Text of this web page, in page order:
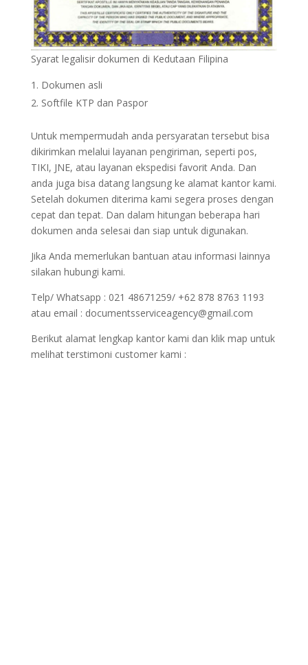
Syarat legalisir dokumen di Kedutaan Filipina
Dokumen asli
Softfile KTP dan Paspor
Untuk mempermudah anda persyaratan tersebut bisa
dikirimkan melalui layanan pengiriman, seperti pos,
TIKI, JNE, atau layanan ekspedisi favorit Anda. Dan
anda juga bisa datang langsung ke alamat kantor kami.
Setelah dokumen diterima kami segera proses dengan
cepat dan tepat. Dan dalam hitungan beberapa hari
dokumen anda selesai dan siap untuk digunakan.
Jika Anda memerlukan bantuan atau informasi lainnya
silakan hubungi kami.
Telp/ Whatsapp : 021 48671259/ +62 878 8763 1193
atau email : documentsserviceagency@gmail.com
Berikut alamat lengkap kantor kami dan klik map untuk
melihat terstimoni customer kami :